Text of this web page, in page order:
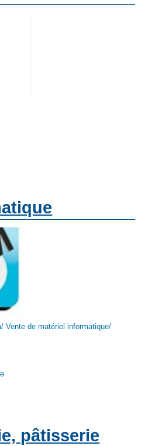
Vente de matériel informatique/
pâtisserie